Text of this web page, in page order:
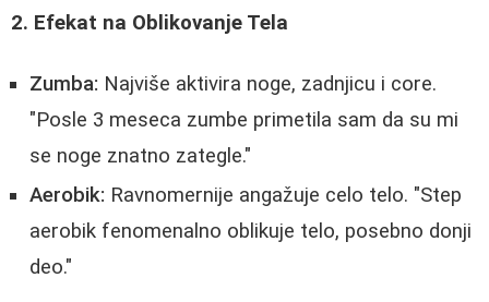
2. Efekat na Oblikovanje Tela
Zumba: Najviše aktivira noge, zadnjicu i core.
"Posle 3 meseca zumbe primetila sam da su mi
se noge znatno zategle."
Aerobik: Ravnomernije angažuje celo telo. "Step
aerobik fenomenalno oblikuje telo, posebno donji
deo."